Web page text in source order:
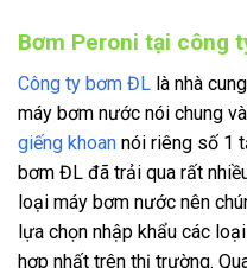
Bơm Peroni tại công
Công ty bơm ĐL là nhà
máy bơm nước nói chung và
giếng khoan nói riêng số 1
bơm ĐL đã trải qua rất
loại máy bơm nước nên
lựa chọn nhập khẩu các
hợp nhất trên thị trường.